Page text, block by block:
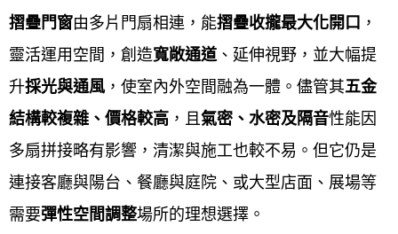
屋隔熱、工廠搭建鐵皮屋…等。
欄杆樓梯： 藝術欄杆、鍛鐵欄杆、鐵樓梯、
金屬樓梯、樓梯扶手…等。
其它工程：H型鋼鐵架、 C型鋼鐵架、鋼構工
摺疊門窗由多片門扇相連，能摺疊收攏最大化開口 ，
靈活運用空間，創造寬敞通道、延伸視野，並大幅提
升採光與通風 ，使室內外空間融為一體。儘管其五金
結構較複雜、價格較高 ，且氣密、水密及隔音性能因
多扇拼接略有影響，清潔與施工也較不易。但它仍是
連接客廳與陽台、餐廳與庭院、或大型店面、展場等
需要彈性空間調整場所的理想選擇。